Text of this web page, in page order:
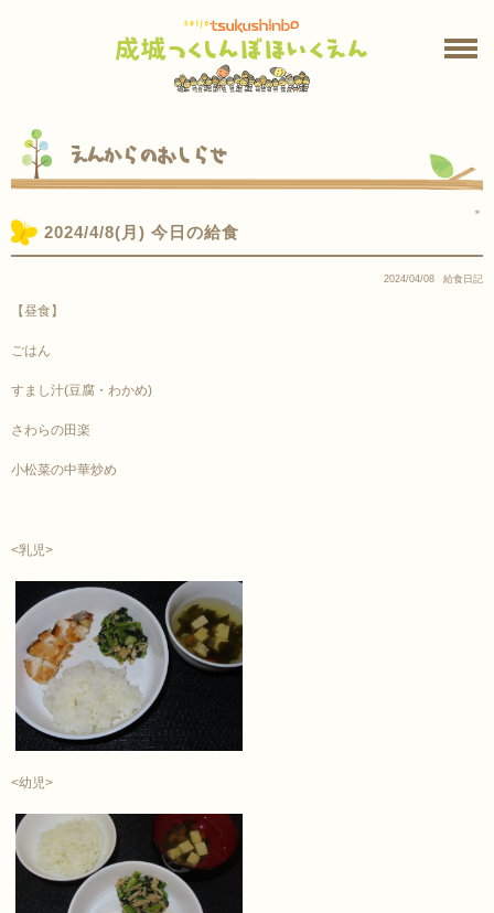
えんからのおしらせ
＊
2024/4/8(月) 今日の給食
2024/04/08 給食日記
【昼食】
ごはん
すまし汁(豆腐・わかめ)
さわらの田楽
小松菜の中華炒め
<乳児>
<幼児>